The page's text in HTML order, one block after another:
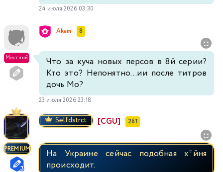
24 июля 2026 03:30
Местный
Akam 8
Что за куча новых персов в 8й серии?
Кто это? Непонятно...ии после титров
дочь Мо?
23 июля 2026 23:18
PREMIUM
Selfdstrct [CGU] 261
На Украине сейчас подобная х*йня
происходит.